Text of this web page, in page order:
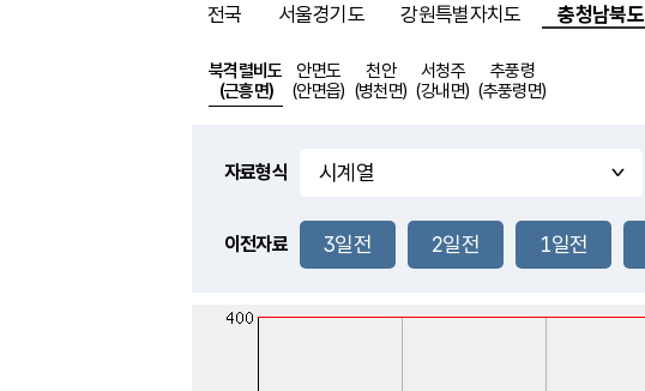
전국 서울경기도 강원특별자치도 충청남북도
북격렬비도
(근흥면)
안면도
(안면읍)
천안
(병천면)
서청주
(강내면)
추풍령
(추풍령면)
자료형식
이전자료 3일전 2일전 1일전